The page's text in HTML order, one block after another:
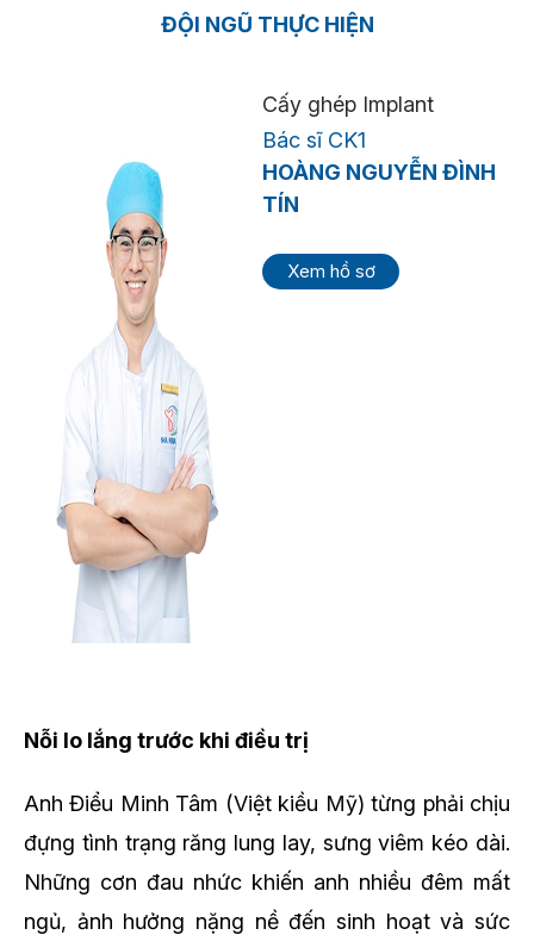
ĐỘI NGŨ THỰC HIỆN
Cấy ghép Implant
Bác sĩ CK1
HOÀNG NGUYỄN ĐÌNH
TÍN
Xem hồ sơ
Nỗi lo lắng trước khi điều trị
Anh Điểu Minh Tâm (Việt kiều Mỹ) từng phải chịu
đựng tình trạng răng lung lay, sưng viêm kéo dài.
Những cơn đau nhức khiến anh nhiều đêm mất
ngủ, ảnh hưởng nặng nề đến sinh hoạt và sức